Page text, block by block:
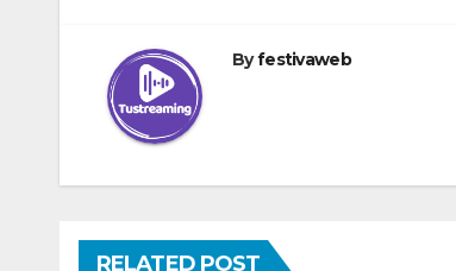
Byfestivaweb
RELATED POST